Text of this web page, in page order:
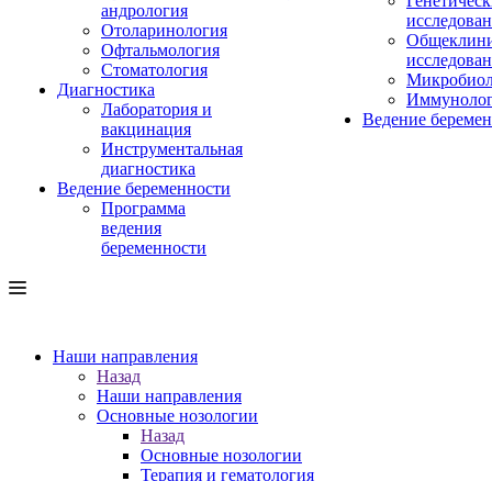
андрология
Отоларинология
Офтальмология
Стоматология
Диагностика
Лаборатория и
вакцинация
Инструментальная
диагностика
Ведение беременности
Программа
ведения
беременности
Ведение
Наши направления
Назад
Наши направления
Основные нозологии
Назад
Основные нозологии
Терапия и гематология